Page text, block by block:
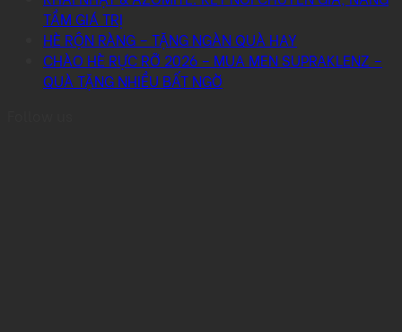
TẦM GIÁ TRỊ
HÈ RỘN RÀNG – TẶNG NGÀN QUÀ HAY
CHÀO HÈ RỰC RỠ 2026 – MUA MEN SUPRAKLENZ –
QUÀ TẶNG NHIỀU BẤT NGỜ